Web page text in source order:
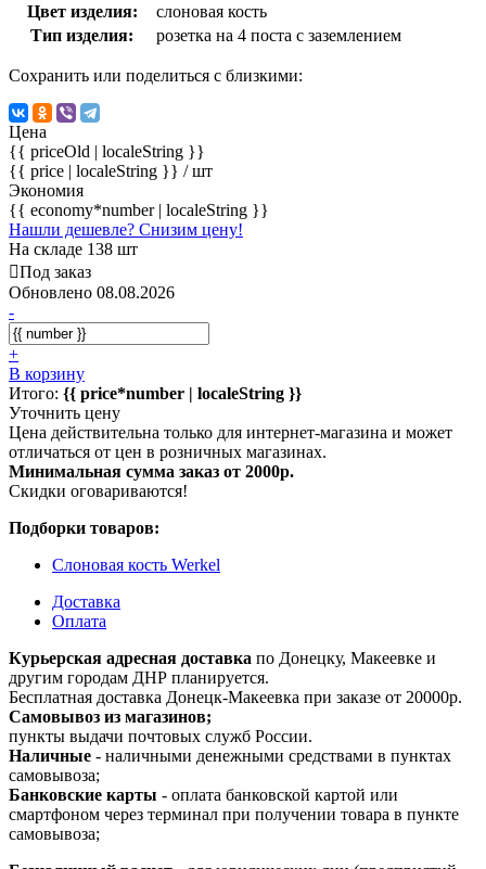
Цвет изделия:
слоновая кость
Тип изделия:
розетка на 4 поста с заземлением
Сохранить или поделиться с близкими:
Цена
{{ priceOld | localeString }}
{{ price | localeString }} / шт
Экономия
{{ economy*number | localeString }}
Нашли дешевле? Снизим цену!
На складе 138 шт
Под заказ
Обновлено 08.08.2026
-
+
В корзину
Итого: {{ price*number | localeString }}
Уточнить цену
Цена действительна только для интернет-магазина и может
отличаться от цен в розничных магазинах.
Минимальная сумма заказ от 2000р.
Скидки оговариваются!
Подборки товаров:
Слоновая кость Werkel
Доставка
Оплата
Курьерская адресная доставка по Донецку, Макеевке и
другим городам ДНР планируется.
Бесплатная доставка Донецк-Макеевка при заказе от 20000р.
Самовывоз из магазинов;
пункты выдачи почтовых служб России.
Наличные - наличными денежными средствами в пунктах
самовывоза;
Банковские карты - оплата банковской картой или
смартфоном через терминал при получении товара в пункте
самовывоза;